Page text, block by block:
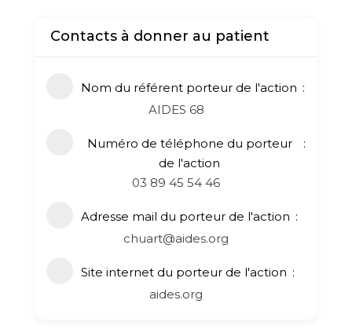
Contacts à donner au patient
Nom du référent porteur de l'action
AIDES 68
Numéro de téléphone du porteur
de l'action
03 89 45 54 46
Adresse mail du porteur de l'action
chuart@aides.org
Site internet du porteur de l'action
aides.org